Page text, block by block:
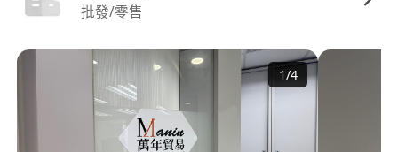
批發/零售
1/4